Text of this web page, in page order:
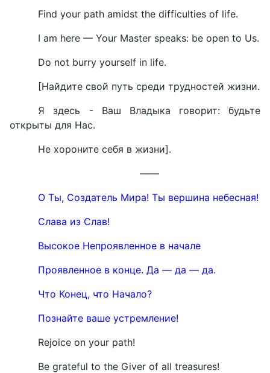
Find your path amidst the difficulties of life.
I am here — Your Master speaks: be open to Us.
Do not burry yourself in life.
[Найдите свой путь среди трудностей жизни.
Я здесь - Ваш Владыка говорит: будьте
открыты для Нас.
Не хороните себя в жизни].
——
О Ты, Создатель Мира! Ты вершина небесная!
Слава из Слав!
Высокое Непроявленное в начале
Проявленное в конце. Да — да — да.
Что Конец, что Начало?
Познайте ваше устремление!
Rejoice on your path!
Be grateful to the Giver of all treasures!